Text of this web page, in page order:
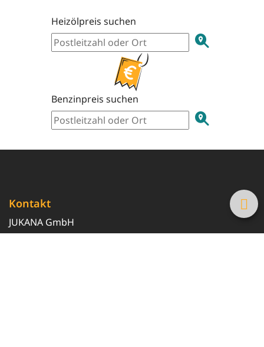
Heizölpreis suchen
Benzinpreis suchen
Kontakt
JUKANA GmbH